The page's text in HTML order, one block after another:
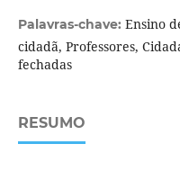
Palavras-chave: Ensino
cidadã, Professores,
fechadas
RESUMO